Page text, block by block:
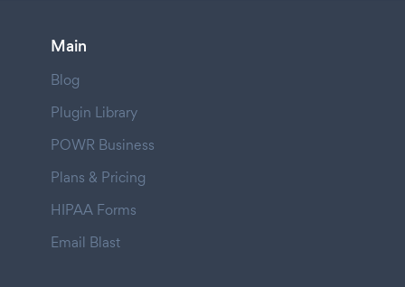
Main
Blog
Plugin Library
POWR Business
Plans & Pricing
HIPAA Forms
Email Blast